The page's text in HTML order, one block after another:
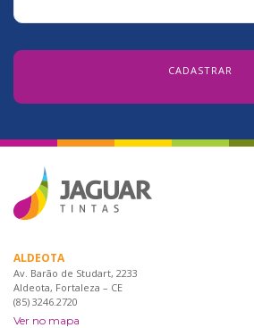
ALDEOTA
Av. Barão de Studart, 2233
Aldeota, Fortaleza – CE
(85) 3246.2720
Ver no mapa